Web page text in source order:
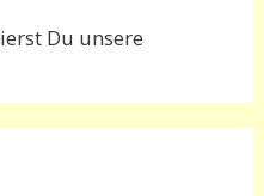
Du unsere